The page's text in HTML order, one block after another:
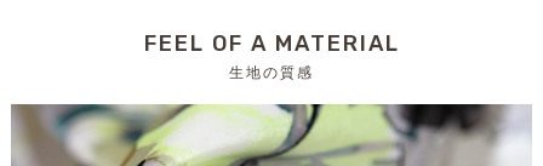
FEEL OF A MATERIAL
生地の質感